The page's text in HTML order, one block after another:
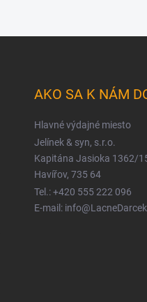
AKO SA K NÁM
Hlavné výdajné miesto
Jelínek & syn, s.r.o.
Kapitána Jasioka 1362/
Havířov, 735 64
Tel.: +420 555 222 096
E-mail: